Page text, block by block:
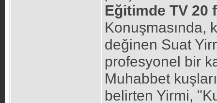
Eğitimde TV 20
Konuşmasında,
değinen Suat
profesyonel bir
Muhabbet
belirten Yirmi,